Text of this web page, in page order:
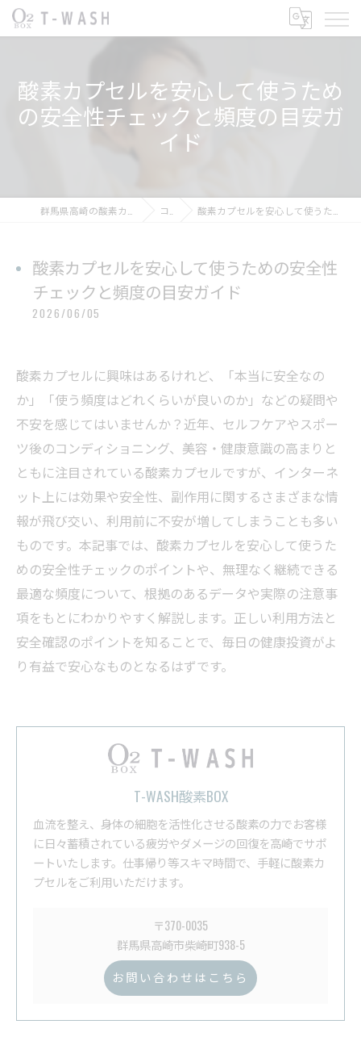
酸素カプセルを安心して使うため
の安全性チェックと頻度の目安ガ
イド
コラム 酸素カプセルを安心して使うための安全性チェックと頻度の目安ガイド
酸素カプセルを安心して使うための安全性
チェックと頻度の目安ガイド
2026/06/05
酸素カプセルに興味はあるけれど、「本当に安全なの
か」「使う頻度はどれくらいが良いのか」などの疑問や
不安を感じてはいませんか？近年、セルフケアやスポー
ツ後のコンディショニング、美容・健康意識の高まりと
ともに注目されている酸素カプセルですが、インターネ
ット上には効果や安全性、副作用に関するさまざまな情
報が飛び交い、利用前に不安が増してしまうことも多い
ものです。本記事では、酸素カプセルを安心して使うた
めの安全性チェックのポイントや、無理なく継続できる
最適な頻度について、根拠のあるデータや実際の注意事
項をもとにわかりやすく解説します。正しい利用方法と
安全確認のポイントを知ることで、毎日の健康投資がよ
り有益で安心なものとなるはずです。
T-WASH酸素BOX
血流を整え、身体の細胞を活性化させる酸素の力でお客様
に日々蓄積されている疲労やダメージの回復を高崎でサポ
ートいたします。仕事帰り等スキマ時間で、手軽に酸素カ
プセルをご利用いただけます。
〒370-0035
群馬県高崎市柴崎町938-5
お問い合わせはこちら